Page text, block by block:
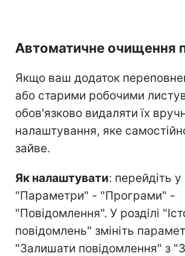
Автоматичне очищення
Якщо ваш додаток
або старими робочими
обов'язково видаляти їх
налаштування, яке
зайве.
Як налаштувати: перейдіть у
"Параметри" - "Програми" -
"Повідомлення". У розділі
повідомлень" змініть
"Залишати повідомлення" з